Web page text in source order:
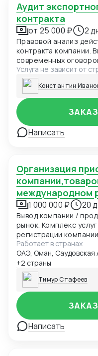
Аудит экспортного или импортного
контракта
от 25 000 ₽ 2
Правовой анализ
контракта компании.
современных
собственности,
мажор, оговорка об
Выбор оптимального
действующего ВЭД
изменения с учетом
заключение по
улучшению оговорок
контракта
Услуга не зависит от
Константин
Написать
Организация присутствия
международном
1 000 000 ₽ 20
Вывод компании /
рынок. Комплекс
регистрации
Работает в странах
ОАЭ, Оман, Саудовская
+2 страны
Тимур Стафеев
Написать